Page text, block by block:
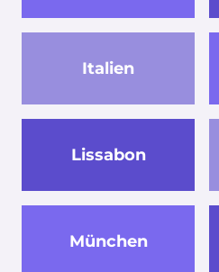
Italien
Lissabon
München